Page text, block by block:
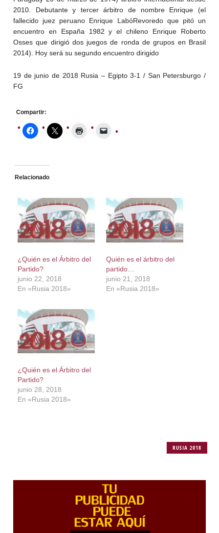
2010. Debutante y tercer árbitro de nombre Enrique (el
fallecido juez peruano Enrique LabóRevoredo que pitó un
encuentro en España 1982 y el chileno Enrique Roberto
Osses que dirigió dos juegos de ronda de grupos en Brasil
2014). Hoy será su segundo encuentro dirigido
19 de junio de 2018 Rusia – Egipto 3-1 / San Petersburgo /
FG
Compartir:
Relacionado
¿Quién es el Árbitro del
Partido?
junio 22, 2018
En «Rusia 2018»
Quién es el árbitro del
partido…
junio 21, 2018
En «Rusia 2018»
¿Quién es el Árbitro del
Partido?
junio 28, 2018
En «Rusia 2018»
RUSIA 2018